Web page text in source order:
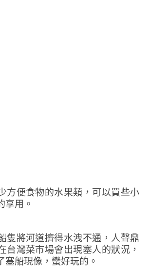
方便食物的水果類，可以買些小
享用。
隻將河道擠得水洩不通，人聲鼎
台灣菜市場會出現塞人的狀況，
塞船現像，蠻好玩的。